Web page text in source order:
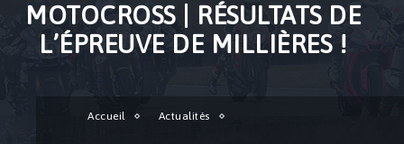
MOTOCROSS | RÉSULTATS DE
L’ÉPREUVE DE MILLIÈRES !
Accueil Actualités